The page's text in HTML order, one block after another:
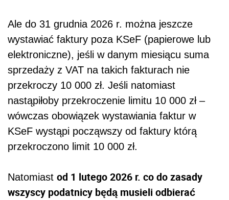
Ale do 31 grudnia 2026 r. można jeszcze
wystawiać faktury poza KSeF (papierowe lub
elektroniczne), jeśli w danym miesiącu suma
sprzedaży z VAT na takich fakturach nie
przekroczy 10 000 zł. Jeśli natomiast
nastąpiłoby przekroczenie limitu 10 000 zł –
wówczas obowiązek wystawiania faktur w
KSeF wystąpi począwszy od faktury którą
przekroczono limit 10 000 zł.
Natomiast od 1 lutego 2026 r. co do zasady
wszyscy podatnicy będą musieli odbierać